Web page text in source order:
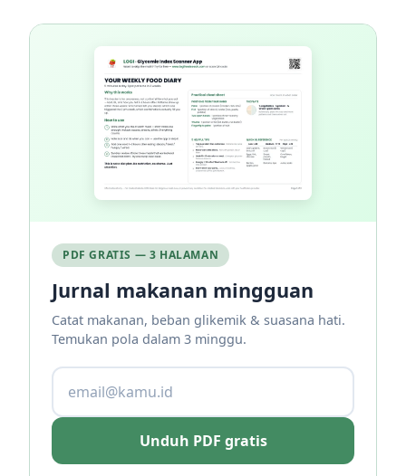
PDF GRATIS — 3 HALAMAN
Jurnal makanan mingguan
Catat makanan, beban glikemik & suasana hati.
Temukan pola dalam 3 minggu.
Unduh PDF gratis